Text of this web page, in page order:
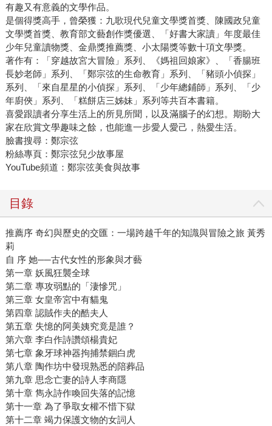
有趣又有意義的文學作品。
是個得獎高手，曾榮獲：九歌現代兒童文學獎首獎、陳國政兒童
文學獎首獎、教育部文藝創作獎優選、「好書大家讀」年度最佳
少年兒童讀物獎、金鼎獎推薦獎、小太陽獎等數十項文學獎。
著作有：「穿越故宮大冒險」系列、《媽祖回娘家》、「香腸班
長妙老師」系列、「鄭宗弦的生命教育」系列、「豬頭小偵探」
系列、「來自星星的小偵探」系列、「少年總鋪師」系列、「少
年廚俠」系列、「糕餅店三姊妹」系列等共百本書籍。
喜愛跟讀者分享生活上的所見所聞，以及滿腦子的幻想。期盼大
家在欣賞文學趣味之餘，也能進一步愛人愛己，熱愛生活。
臉書搜尋：鄭宗弦
粉絲專頁：鄭宗弦兒少故事屋
YouTube頻道：鄭宗弦美食與故事
目錄
推薦序 奇幻與歷史的交匯：一場跨越千年的知識與冒險之旅 黃秀
莉
自 序 她──古代女性的形象與才藝
第一章 妖風狂襲全球
第二章 專攻弱點的「淒慘咒」
第三章 女皇帝宮中有貓鬼
第四章 認賊作夫的酷夫人
第五章 失憶的阿美姨究竟是誰？
第六章 李白作詩讚頌楊貴妃
第七章 象牙球神器拘捕禁錮白虎
第八章 陶作坊中發現熟悉的陪葬品
第九章 思念亡妻的詩人李商隱
第十章 雋永詩作喚回失落的記憶
第十一章 為了爭取女權不惜下獄
第十二章 竭力保護文物的女詞人